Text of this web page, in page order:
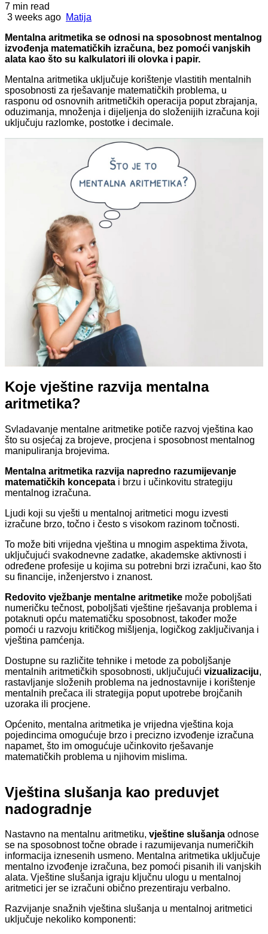
7 min read
3 weeks ago Matija
Mentalna aritmetika se odnosi na sposobnost mentalnog
izvođenja matematičkih izračuna, bez pomoći vanjskih
alata kao što su kalkulatori ili olovka i papir.
Mentalna aritmetika uključuje korištenje vlastitih mentalnih
sposobnosti za rješavanje matematičkih problema, u
rasponu od osnovnih aritmetičkih operacija poput zbrajanja,
oduzimanja, množenja i dijeljenja do složenijih izračuna koji
uključuju razlomke, postotke i decimale.
Koje vještine razvija mentalna
aritmetika?
Svladavanje mentalne aritmetike potiče razvoj vještina kao
što su osjećaj za brojeve, procjena i sposobnost mentalnog
manipuliranja brojevima.
Mentalna aritmetika razvija napredno razumijevanje
matematičkih koncepata i brzu i učinkovitu strategiju
mentalnog izračuna.
Ljudi koji su vješti u mentalnoj aritmetici mogu izvesti
izračune brzo, točno i često s visokom razinom točnosti.
To može biti vrijedna vještina u mnogim aspektima života,
uključujući svakodnevne zadatke, akademske aktivnosti i
određene profesije u kojima su potrebni brzi izračuni, kao što
su financije, inženjerstvo i znanost.
Redovito vježbanje mentalne aritmetike može poboljšati
numeričku tečnost, poboljšati vještine rješavanja problema i
potaknuti opću matematičku sposobnost, također može
pomoći u razvoju kritičkog mišljenja, logičkog zaključivanja i
vještina pamćenja.
Dostupne su različite tehnike i metode za poboljšanje
mentalnih aritmetičkih sposobnosti, uključujući vizualizaciju,
rastavljanje složenih problema na jednostavnije i korištenje
mentalnih prečaca ili strategija poput upotrebe brojčanih
uzoraka ili procjene.
Općenito, mentalna aritmetika je vrijedna vještina koja
pojedincima omogućuje brzo i precizno izvođenje izračuna
napamet, što im omogućuje učinkovito rješavanje
matematičkih problema u njihovim mislima.
Vještina slušanja kao preduvjet
nadogradnje
Nastavno na mentalnu aritmetiku, vještine slušanja odnose
se na sposobnost točne obrade i razumijevanja numeričkih
informacija iznesenih usmeno. Mentalna aritmetika uključuje
mentalno izvođenje izračuna, bez pomoći pisanih ili vanjskih
alata. Vještine slušanja igraju ključnu ulogu u mentalnoj
aritmetici jer se izračuni obično prezentiraju verbalno.
Razvijanje snažnih vještina slušanja u mentalnoj aritmetici
uključuje nekoliko komponenti: